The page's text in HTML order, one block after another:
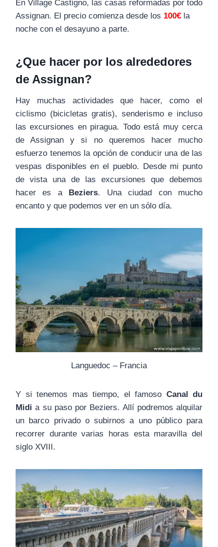
En Village Castigno, las casas reformadas por todo
Assignan. El precio comienza desde los 100€ la
noche con el desayuno a parte.
¿Que hacer por los alrededores
de Assignan?
Hay muchas actividades que hacer, como el
ciclismo (bicicletas gratis), senderismo e incluso
las excursiones en piragua. Todo está muy cerca
de Assignan y si no queremos hacer mucho
esfuerzo tenemos la opción de conducir una de las
vespas disponibles en el pueblo. Desde mi punto
de vista una de las excursiones que debemos
hacer es a Beziers. Una ciudad con mucho
encanto y que podemos ver en un sólo día.
Languedoc – Francia
Y si tenemos mas tiempo, el famoso Canal du
Midi a su paso por Beziers. Allí podremos alquilar
un barco privado o subirnos a uno público para
recorrer durante varias horas esta maravilla del
siglo XVIII.